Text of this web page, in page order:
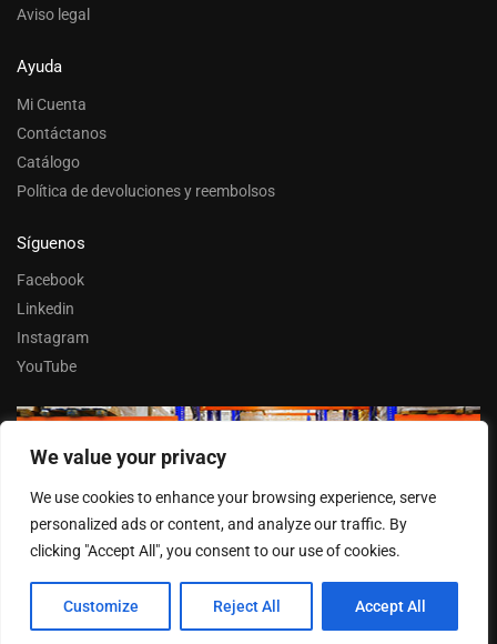
We value your privacy
We use cookies to enhance your browsing experience, serve
personalized ads or content, and analyze our traffic. By
clicking "Accept All", you consent to our use of cookies.
Customize Reject All Accept All
Aviso legal
Ayuda
Mi Cuenta
Contáctanos
Catálogo
Política de devoluciones y reembolsos
Síguenos
Facebook
Linkedin
Instagram
YouTube
Trabaja con nosotros
Entrar
© FERPASA 2025 –